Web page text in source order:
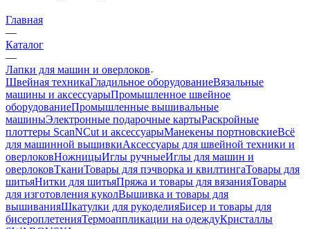
Главная
—
Каталог
—
Лапки для машин и оверлоков
Швейная техникаГладильное оборудованиеВязальные
машины и аксессуарыПромышленное швейное
оборудованиеПромышленные вышивальные
машиныЭлектронные подарочные картыРаскройные
плоттеры ScanNCut и аксессуарыМанекены портновскиеВсё
для машинной вышивкиАксессуары для швейной техники и
оверлоковНожницыИглы ручныеИглы для машин и
оверлоковТканиТовары для пэчворка и квилтингаТовары для
шитьяНитки для шитьяПряжа и товары для вязанияТовары
для изготовления куколВышивка и товары для
вышиванияШкатулки для рукоделияБисер и товары для
бисероплетенияТермоаппликации на одеждуКристаллы